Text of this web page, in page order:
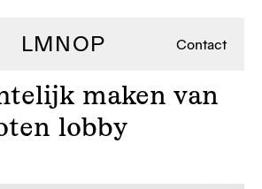
LMNOP Contact
maken van
lobby